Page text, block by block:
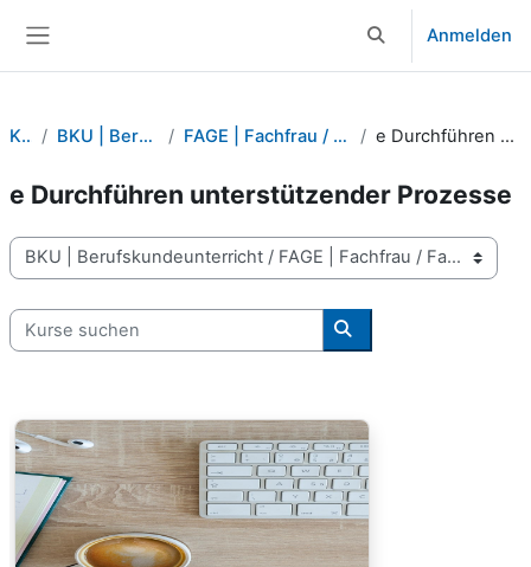
Sucheingabe
Anmelden
Kurse BKU | Berufskundeunterricht FAGE | Fachfrau / Fachmann Gesundheit 2027 e Durchführen unterstützender Prozesse
e Durchführen unterstützender Prozesse
Kursbereiche
Kurse suchen
Kurse suchen